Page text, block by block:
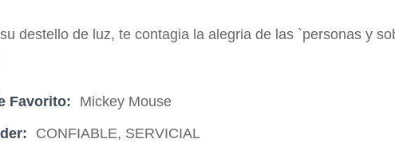
destello de luz, te contagia la alegria de las `personas y
Favorito:
Mickey Mouse
CONFIABLE, SERVICIAL